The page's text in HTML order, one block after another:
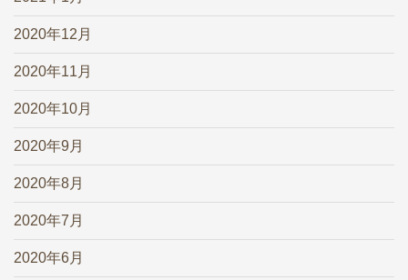
2020年12月
2020年11月
2020年10月
2020年9月
2020年8月
2020年7月
2020年6月